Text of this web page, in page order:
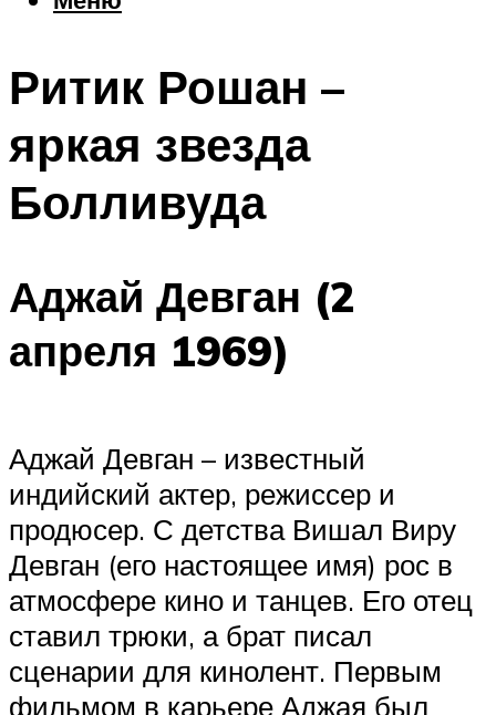
Шоппинг
Меню
Ритик Рошан –
яркая звезда
Болливуда
Аджай Девган (2
апреля 1969)
Аджай Девган – известный
индийский актер, режиссер и
продюсер. С детства Вишал Виру
Девган (его настоящее имя) рос в
атмосфере кино и танцев. Его отец
ставил трюки, а брат писал
сценарии для кинолент. Первым
фильмом в карьере Аджая был